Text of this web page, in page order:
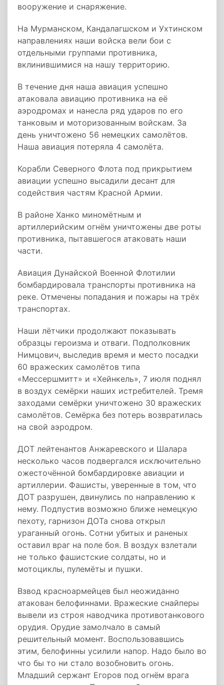
вооружение и снаряжение.
На Мурманском, Кандалагшском и Ухтинском
направлениях наши войска вели бои с
отдельными группами противника,
вклинившимися на нашу территорию.
В течение дня наша авиация успешно
атаковала авиацию противника на её
аэродромах и нанесла ряд ударов по его
танковым и моторизованным войскам. За
день уничтожено 56 немецких самолётов.
Наша авиация потеряла 4 самолёта.
Корабли Северного Флота под прикрытием
авиации успешно высадили десант для
содействия частям Красной Армии.
В районе Ханко миномётным и
артиллерийским огнём уничтожены две роты
противника, пытавшегося атаковать наши
части.
Авиация Дунайской Военной Флотилии
бомбардировала транспорты противника на
реке. Отмечены попадания и пожары на трёх
транспортах.
Наши лётчики продолжают показывать
образцы героизма и отваги. Подполковник
Нимцович, выследив время и место посадки
60 вражеских самолётов типа
«Мессершмитт» и «Хейнкель», 7 июля поднял
в воздух семёрки наших истребителей. Тремя
заходами семёрки уничтожено 30 вражеских
самолётов. Семёрка без потерь возвратилась
на свой аэродром.
ДОТ лейтенантов Анжаревского и Шалара
несколько часов подвергался исключительно
ожесточённой бомбардировке авиации и
артиллерии. Фашисты, уверенные в том, что
ДОТ разрушен, двинулись по направлению к
нему. Подпустив возможно ближе немецкую
пехоту, гарнизон ДОТа снова открыл
ураганный огонь. Сотни убитых и раненых
оставил враг на поле боя. В воздух взлетали
не только фашистские солдаты, но и
мотоциклы, пулемёты и пушки.
Взвод красноармейцев был неожиданно
атакован белофиннами. Вражеские снайперы
вывели из строя наводчика противотанкового
орудия. Орудие замолчало в самый
решительный момент. Воспользовавшись
этим, белофинны усилили напор. Надо было во
что бы то ни стало возобновить огонь.
Младший сержант Егоров под огнём врага